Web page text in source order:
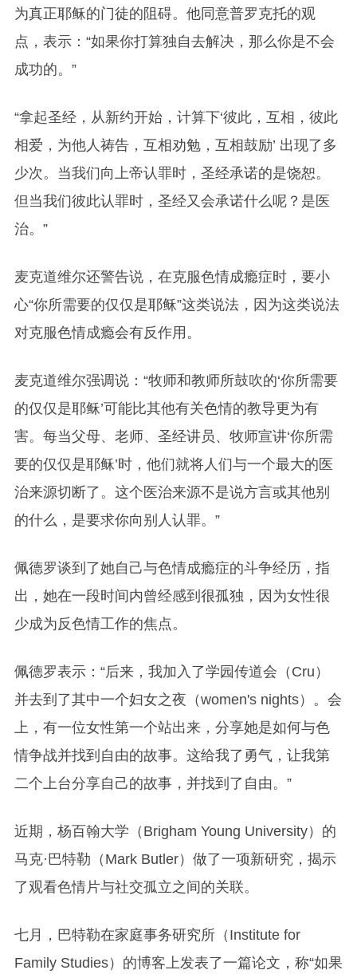
为真正耶稣的门徒的阻碍。他同意普罗克托的观
点，表示： “如果你打算独自去解决，那么你是不会
成功的。 ”
“拿起圣经，从新约开始，计算下‘彼此，互相，彼此
相爱，为他人祷告，互相劝勉，互相鼓励’ 出现了多
少次。 当我们向上帝认罪时，圣经承诺的是饶恕。
但当我们彼此认罪时，圣经又会承诺什么呢？是医
治。 ”
麦克道维尔还警告说，在克服色情成瘾症时，要小
心“你所需要的仅仅是耶稣”这类说法，因为这类说法
对克服色情成瘾会有反作用。
麦克道维尔强调说： “牧师和教师所鼓吹的‘你所需要
的仅仅是耶稣’可能比其他有关色情的教导更为有
害。 每当父母、老师、圣经讲员、牧师宣讲‘你所需
要的仅仅是耶稣’时，他们就将人们与一个最大的医
治来源切断了。这个医治来源不是说方言或其他别
的什么，是要求你向别人认罪。 ”
佩德罗谈到了她自己与色情成瘾症的斗争经历，指
出，她在一段时间内曾经感到很孤独，因为女性很
少成为反色情工作的焦点。
佩德罗表示： “后来，我加入了学园传道会（ Cru ）
并去到了其中一个妇女之夜（women's nights）。会
上，有一位女性第一个站出来，分享她是如何与色
情争战并找到自由的故事。这给我了勇气，让我第
二个上台分享自己的故事，并找到了自由。 ”
近期，杨百翰大学（ Brigham Young University）的
马克· 巴特勒（ Mark Butler）做了一项新研究，揭示
了观看色情片与社交孤立之间的关联。
七月，巴特勒在家庭事务研究所（ Institute for
Family Studies）的博客上发表了一篇论文，称“如果